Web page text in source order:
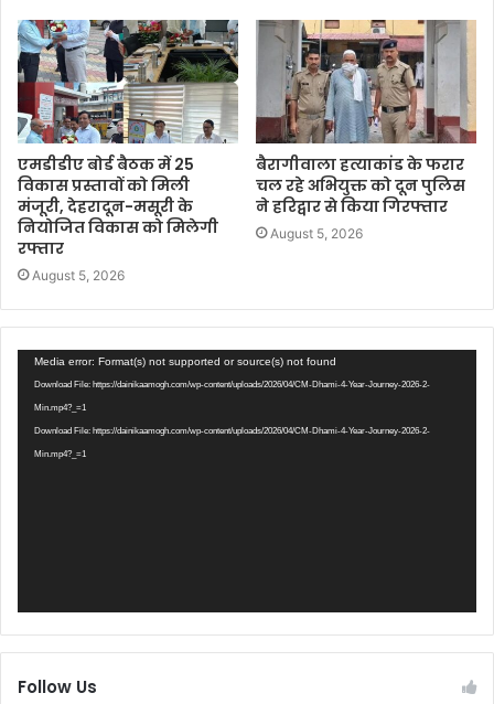
एमडीडीए बोर्ड बैठक में 25
विकास प्रस्तावों को मिली
मंजूरी, देहरादून-मसूरी के
नियोजित विकास को मिलेगी
रफ्तार
August 5, 2026
बैरागीवाला हत्याकांड के फरार
चल रहे अभियुक्त को दून पुलिस
ने हरिद्वार से किया गिरफ्तार
August 5, 2026
Video
Player
Media error: Format(s) not supported or source(s) not found
Download File: https://dainikaamogh.com/wp-content/uploads/2026/04/CM-Dhami-4-Year-Journey-2026-2-
Min.mp4?_=1
Download File: https://dainikaamogh.com/wp-content/uploads/2026/04/CM-Dhami-4-Year-Journey-2026-2-
Min.mp4?_=1
Follow Us